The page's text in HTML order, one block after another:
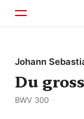
Startseite
Johann
Du
BWV 300